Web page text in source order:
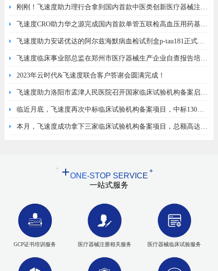
刚刚！飞速度助力理行合拿到国内首款中医类创新医疗器械注册
证！
飞速度CRO助力华之源完成国内首款单管五联检高血压用药基因
检测试剂盒获批 ！
飞速度助力安诺优达的阿尔兹海默病血检试剂盒p-tau181正式获
批！
飞速度临床事业部总监在郑州市医疗器械生产企业自查报告培训
授课，反响热烈！
2023年云时代&飞速度联合客户答谢会圆满完成！
飞速度助力洛阳市孟津人民医院召开国家临床试验机构备案启动
会圆满举行！
临近月底，飞速度再次中标临床试验机构备案项目，中标130万
元！
本月，飞速度成功拿下三家临床试验机构备案项目，总额高达
ONE-STOP SERVICE
一站式服务
GCP证书培训服务 医疗器械注册相关服务 医疗器械临床试验服务